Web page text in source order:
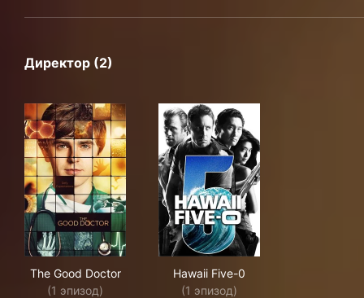
Директор (2)
The Good Doctor
(1 эпизод)
Hawaii Five-0
(1 эпизод)